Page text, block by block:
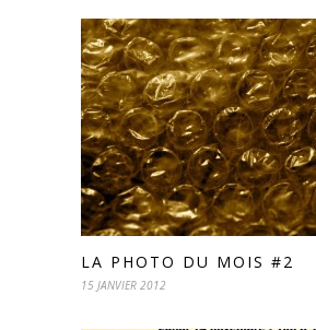
LA PHOTO DU MOIS #2
15 JANVIER 2012